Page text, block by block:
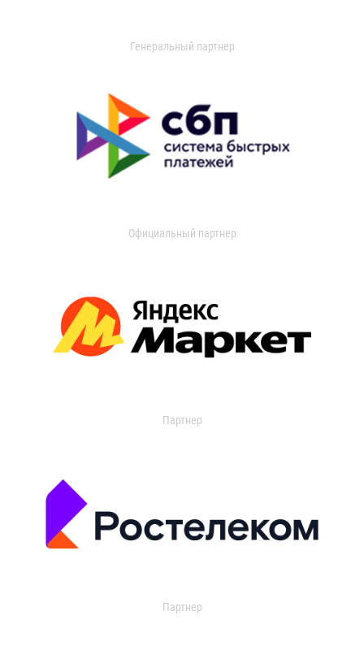
Генеральный партнер
Официальный партнер
Партнер
Партнер